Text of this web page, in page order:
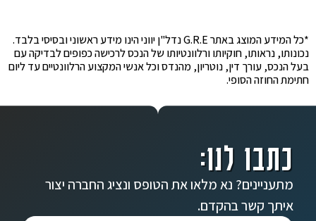
*כל המידע המוצג באתר G.R.E נדל"ן יווני הינו מידע ראשוני ובסיסי בלבד.
נכונותו, נראותו, חוקיותו ורלוונטיותו של הנכס לרכישה כפופים לבדיקה עם
בעל הנכס, עורך דין, נוטריון, מהנדס וכל אנשי המקצוע הרלוונטיים עד ליום
חתימת החוזה הסופי.
כתבו לנו:
מתעניינים? נא מלאו את הטופס ונציג החברה יצור
איתך קשר בהקדם.